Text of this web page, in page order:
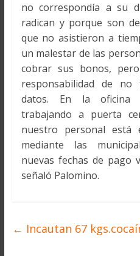
no correspondía a su
radican y porque son
que no asistieron a
un malestar de las
cobrar sus bonos,
responsabilidad de no
datos. En la oficina
trabajando a puerta
nuestro personal está
mediante las
nuevas fechas de pago
señaló Palomino.
← Incautan 67